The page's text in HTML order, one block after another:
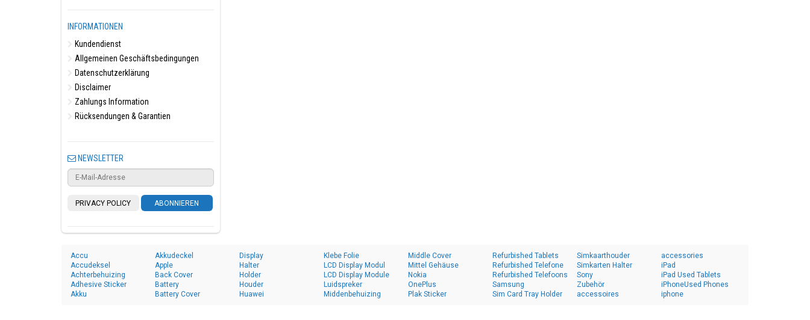
INFORMATIONEN
Kundendienst
Allgemeinen Geschäftsbedingungen
Datenschutzerklärung
Disclaimer
Zahlungs Information
Rücksendungen & Garantien
NEWSLETTER
PRIVACY POLICY ABONNIEREN
Accu
Accudeksel
Achterbehuizing
Adhesive Sticker
Akku
Akkudeckel
Apple
Back Cover
Battery
Battery Cover
Display
Halter
Holder
Houder
Huawei
Klebe Folie
LCD Display Modul
LCD Display Module
Luidspreker
Middenbehuizing
Middle Cover
Mittel Gehäuse
Nokia
OnePlus
Plak Sticker
Refurbished Tablets
Refurbished Telefone
Refurbished Telefoons
Samsung
Sim Card Tray Holder
Simkaarthouder
Simkarten Halter
Sony
Zubehör
accessoires
accessories
iPad
iPad Used Tablets
iPhoneUsed Phones
iphone